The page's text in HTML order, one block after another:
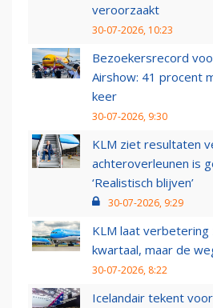
veroorzaakt
30-07-2026, 10:23
Bezoekersrecord
Airshow: 41 procent
keer
30-07-2026, 9:30
KLM ziet resultaten
achteroverleunen is
‘Realistisch blijven’
30-07-2026, 9:29
KLM laat
kwartaal, maar de
30-07-2026, 8:22
Icelandair tekent